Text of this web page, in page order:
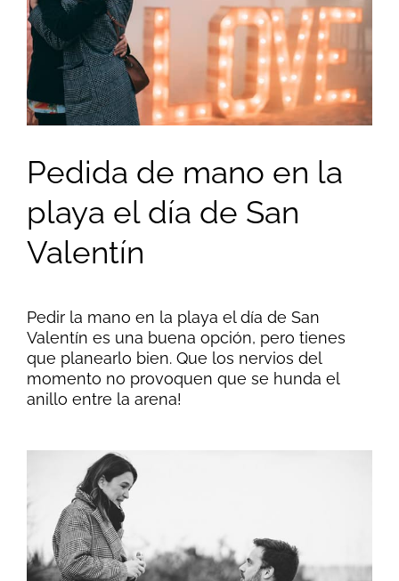
Pedida de mano en la
playa el día de San
Valentín
Pedir la mano en la playa el día de San
Valentín es una buena opción, pero tienes
que planearlo bien. Que los nervios del
momento no provoquen que se hunda el
anillo entre la arena!